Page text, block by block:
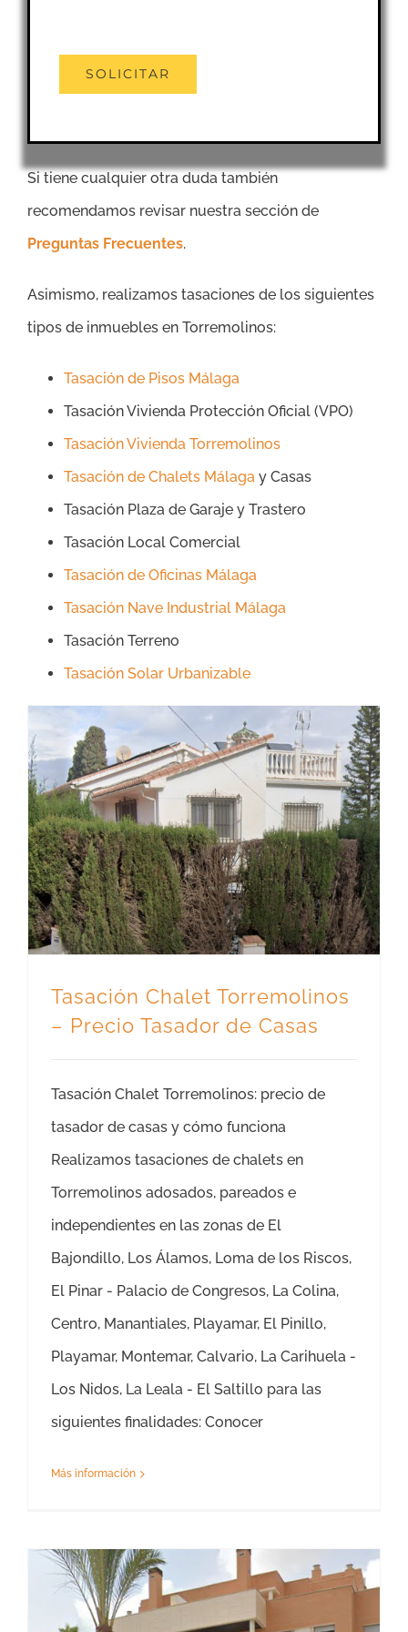
Si tiene cualquier otra duda también
recomendamos revisar nuestra sección de
Preguntas Frecuentes.
Asimismo, realizamos tasaciones de los siguientes
tipos de inmuebles en Torremolinos:
Tasación de Pisos Málaga
Tasación Vivienda Protección Oficial (VPO)
Tasación Vivienda Torremolinos
Tasación de Chalets Málaga y Casas
Tasación Plaza de Garaje y Trastero
Tasación Local Comercial
Tasación de Oficinas Málaga
Tasación Nave Industrial Málaga
Tasación Terreno
Tasación Solar Urbanizable
Tasación Chalet Torremolinos
– Precio Tasador de Casas
Tasación Chalet Torremolinos: precio de
tasador de casas y cómo funciona
Realizamos tasaciones de chalets en
Torremolinos adosados, pareados e
independientes en las zonas de El
Bajondillo, Los Álamos, Loma de los Riscos,
El Pinar - Palacio de Congresos, La Colina,
Centro, Manantiales, Playamar, El Pinillo,
Playamar, Montemar, Calvario, La Carihuela -
Los Nidos, La Leala - El Saltillo para las
siguientes finalidades: Conocer
Más información